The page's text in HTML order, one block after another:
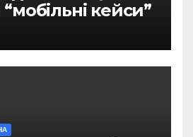
кейси”